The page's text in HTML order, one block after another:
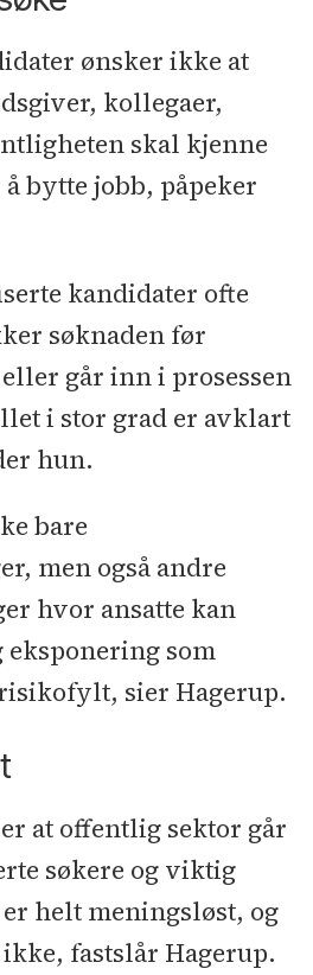
ønsker ikke at
kollegaer,
skal kjenne
bytte jobb, påpeker
kandidater ofte
søknaden før
går inn i prosessen
i stor grad er avklart
hun.
bare
men også andre
hvor ansatte kan
som
sier Hagerup.
at offentlig sektor går
søkere og viktig
helt meningsløst, og
fastslår Hagerup.